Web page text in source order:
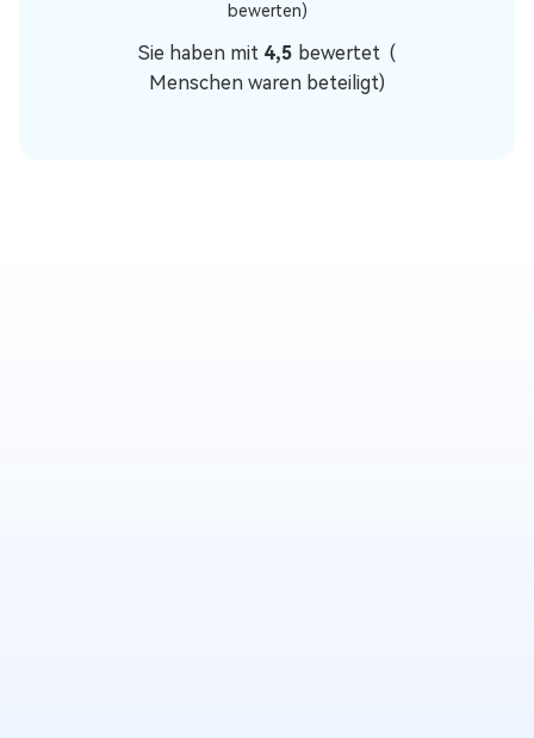
bewerten)
Sie haben mit 4,5 bewertet (
Menschen waren beteiligt)